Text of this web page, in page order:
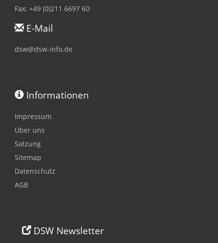
Fax: +49 (0)211 6697 60
E-Mail
dsw@dsw-info.de
Informationen
Impressum
Über uns
Satzung
Sitemap
Datenschutz
AGB
DSW Newsletter